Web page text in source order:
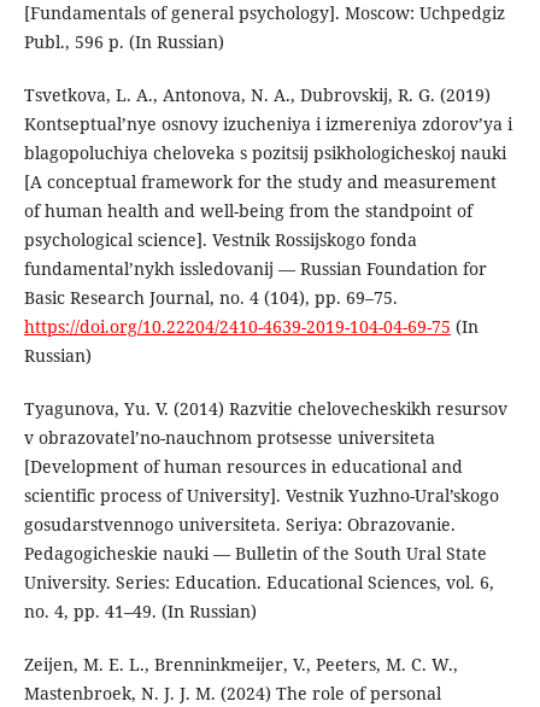
[Fundamentals of general psychology]. Moscow: Uchpedgiz
Publ., 596 p. (In Russian)
Tsvetkova, L. A., Antonova, N. A., Dubrovskij, R. G. (2019)
Kontseptual’nye osnovy izucheniya i izmereniya zdorov’ya i
blagopoluchiya cheloveka s pozitsij psikhologicheskoj nauki
[A conceptual framework for the study and measurement
of human health and well-being from the standpoint of
psychological science]. Vestnik Rossijskogo fonda
fundamental’nykh issledovanij — Russian Foundation for
Basic Research Journal, no. 4 (104), pp. 69–75.
https://doi.org/10.22204/2410-4639-2019-104-04-69-75 (In
Russian)
Tyagunova, Yu. V. (2014) Razvitie chelovecheskikh resursov
v obrazovatel’no-nauchnom protsesse universiteta
[Development of human resources in educational and
scientific process of University]. Vestnik Yuzhno-Ural’skogo
gosudarstvennogo universiteta. Seriya: Obrazovanie.
Pedagogicheskie nauki — Bulletin of the South Ural State
University. Series: Education. Educational Sciences, vol. 6,
no. 4, pp. 41–49. (In Russian)
Zeijen, M. E. L., Brenninkmeijer, V., Peeters, M. C. W.,
Mastenbroek, N. J. J. M. (2024) The role of personal